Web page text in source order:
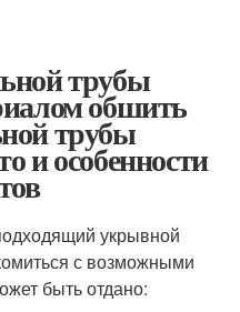
трубы
обшить
трубы
и особенности
укрывной
с возможными
быть отдано: